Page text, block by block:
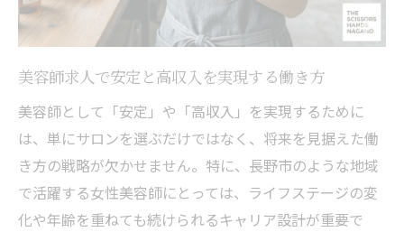
高収入を実現する髪質改善の特化型キャリ
ア設計
「結婚出産を乗り越える」社会保険完備が叶え
る長く働ける安心感
社会保険完備の美容師求人が女性の将来を
守る
安定と高収入を両立する美容室選びのポイ
ント
美容師求人で安定と高収入を実現する働き方
美容師として「安定」や「高収入」を実現するために
は、単にサロンを選ぶだけではなく、将来を見据えた働
き方の戦略が欠かせません。特に、長野市のような地域
で活躍する女性美容師にとっては、ライフステージの変
化や年齢を重ねても続けられるキャリア設計が重要で